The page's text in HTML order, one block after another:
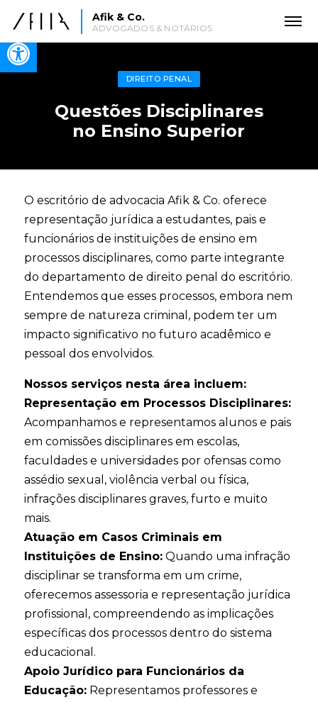
Open toolbar
Afik & Co.
ADVOGADOS & NOTÁRIOS
DIREITO PENAL
Questões Disciplinares
no Ensino Superior
O escritório de advocacia Afik & Co. oferece
representação jurídica a estudantes, pais e
funcionários de instituições de ensino em
processos disciplinares, como parte integrante
do departamento de direito penal do escritório.
Entendemos que esses processos, embora nem
sempre de natureza criminal, podem ter um
impacto significativo no futuro acadêmico e
pessoal dos envolvidos.
Nossos serviços nesta área incluem:
Representação em Processos Disciplinares:
Acompanhamos e representamos alunos e pais
em comissões disciplinares em escolas,
faculdades e universidades por ofensas como
assédio sexual, violência verbal ou física,
infrações disciplinares graves, furto e muito
mais.
Atuação em Casos Criminais em
Instituições de Ensino:Quando uma infração
disciplinar se transforma em um crime,
oferecemos assessoria e representação jurídica
profissional, compreendendo as implicações
específicas dos processos dentro do sistema
educacional.
Apoio Jurídico para Funcionários da
Educação:Representamos professores e